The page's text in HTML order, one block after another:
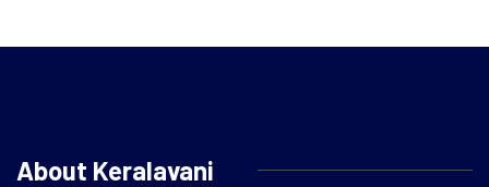
About Keralavani